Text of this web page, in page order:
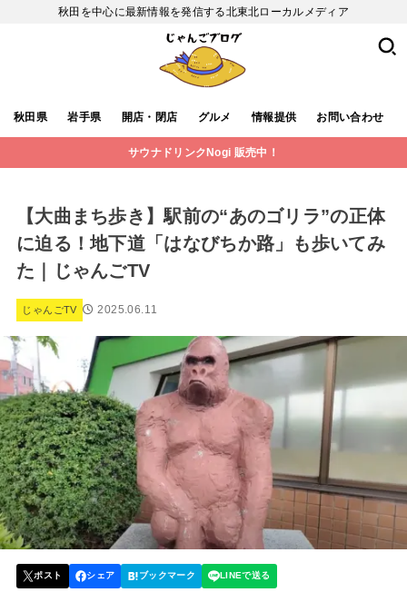
秋田を中心に最新情報を発信する北東北ローカルメディア
秋田県 岩手県 開店・閉店 グルメ 情報提供 お問い合わせ
サウナドリンクNogi 販売中！
【大曲まち歩き】駅前の“あのゴリラ”の正体
に迫る！地下道「はなびちか路」も歩いてみ
た｜じゃんごTV
じゃんごTV 2025.06.11